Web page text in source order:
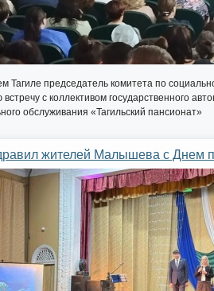
Тагиле председатель комитета по
встречу с коллективом государственного
обслуживания «Тагильский пансионат»
жителей Малышева с Днем